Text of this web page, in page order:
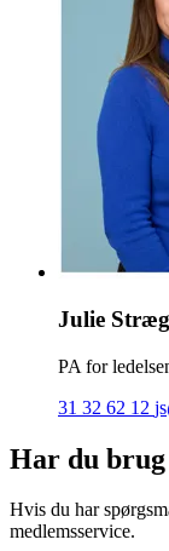
Julie
PA for
31 32 62 12
Har du
Hvis du har
medlemsservice.